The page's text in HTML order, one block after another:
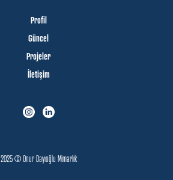
Profil
Güncel
Projeler
İletişim
2025 © Onur Dayıoğlu Mimarlık